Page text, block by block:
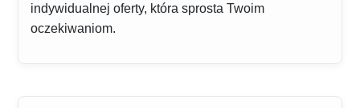
indywidualnej oferty, która sprosta Twoim
oczekiwaniom.